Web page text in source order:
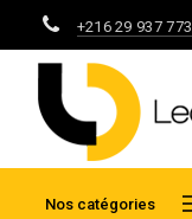
+216 29 937 773
Nos catégories